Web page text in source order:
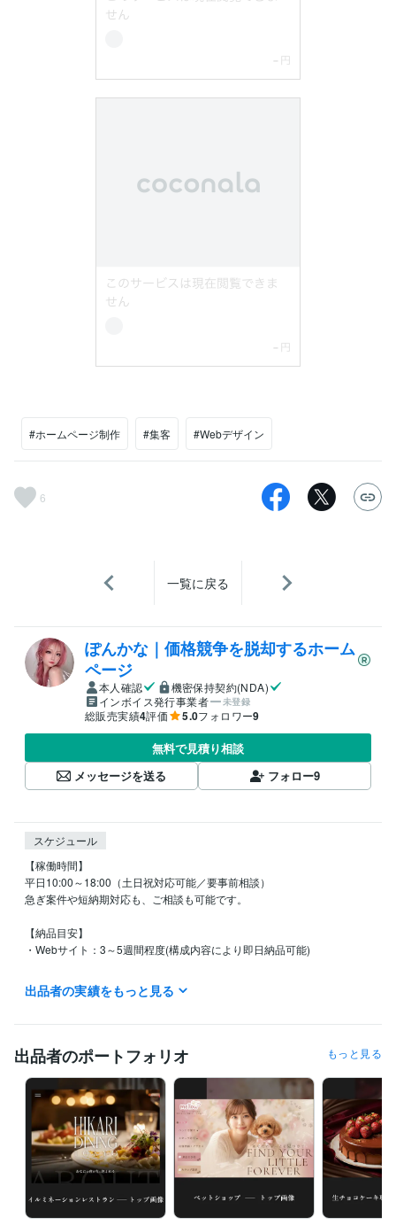
#ホームページ制作 #集客 #Webデザイン
6
一覧に戻る
ぽんかな｜価格競争を脱却するホーム
ページ
本人確認
機密保持契約(NDA)
インボイス発行事業者
未登録
総販売実績4評価 5.0フォロワー9
無料で見積り相談
メッセージを送る
フォロー9
スケジュール
【稼働時間】
平日10:00～18:00（土日祝対応可能／要事前相談）
急ぎ案件や短納期対応も、ご相談も可能です。
【納品目安】
・Webサイト：3～5週間程度(構成内容により即日納品可能)
【メッセージ対応】
原則24時間以内に返信。
デザイナー / ファッションデザイナー
デザイナー / プロダクトデザイナー 経験年数 : 11年
クリエイター / ライター・編集
エンジニア / フロントエンドエンジニア 経験年数 : 1年
Webサービス・制作 / Webプロデューサー・ディレクター
経験年数 :
6年
ビジネス・クリエイティブツール
STUDIO:4年Wix:4年Google スプレッドシート:10年Shopify:10年
STORES:10年
Google Analytics:4年
Google Search Console:4年
出品者の実績をもっと見る
出品者のポートフォリオ もっと見る